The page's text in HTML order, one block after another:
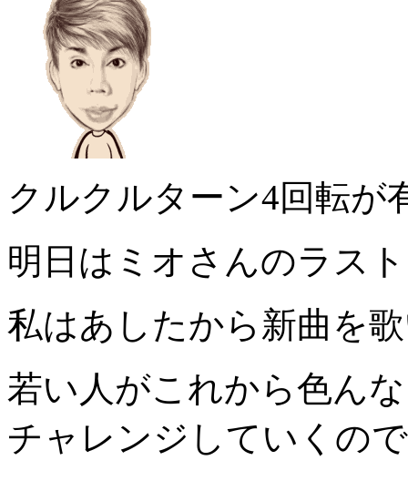
クルクルターン4回転が
明日はミオさんのラス
私はあしたから新曲を
若い人がこれから色ん
チャレンジしていくの